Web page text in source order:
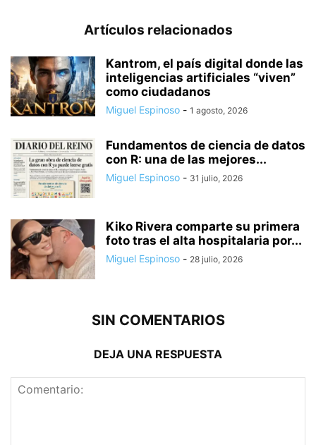
Artículos relacionados
Kantrom, el país digital donde las
inteligencias artificiales “viven”
como ciudadanos
Miguel Espinoso - 1 agosto, 2026
Fundamentos de ciencia de datos
con R: una de las mejores...
Miguel Espinoso - 31 julio, 2026
Kiko Rivera comparte su primera
foto tras el alta hospitalaria por...
Miguel Espinoso - 28 julio, 2026
SIN COMENTARIOS
DEJA UNA RESPUESTA